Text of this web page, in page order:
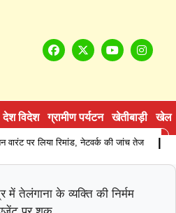
देश विदेश ग्रामीण पर्यटन खेतीबाड़ी खेल
पर लिया रिमांड, नेटवर्क की जांच तेज |
में तेलंगाना के व्यक्ति की निर्मम